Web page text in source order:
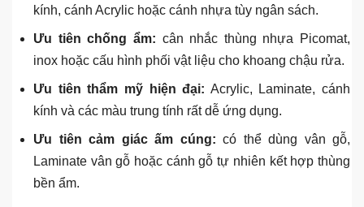
kính, cánh Acrylic hoặc cánh nhựa tùy ngân sách.
Ưu tiên chống ẩm: cân nhắc thùng nhựa Picomat,
inox hoặc cấu hình phối vật liệu cho khoang chậu rửa.
Ưu tiên thẩm mỹ hiện đại: Acrylic, Laminate, cánh
kính và các màu trung tính rất dễ ứng dụng.
Ưu tiên cảm giác ấm cúng: có thể dùng vân gỗ,
Laminate vân gỗ hoặc cánh gỗ tự nhiên kết hợp thùng
bền ẩm.